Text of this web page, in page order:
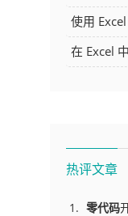
使用
骤及技巧
在 Excel
热评文章
零代码